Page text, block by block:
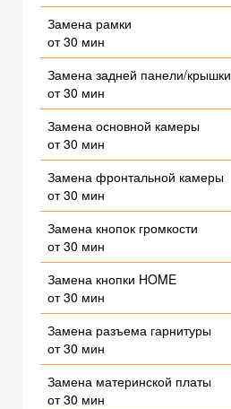
Замена рамки
от 30 мин
Замена задней панели/крышки
от 30 мин
Замена основной камеры
от 30 мин
Замена фронтальной камеры
от 30 мин
Замена кнопок громкости
от 30 мин
Замена кнопки HOME
от 30 мин
Замена разъема гарнитуры
от 30 мин
Замена материнской платы
от 30 мин